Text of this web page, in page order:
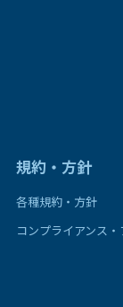
規約・方針
各種規約・方針
コンプライアンス